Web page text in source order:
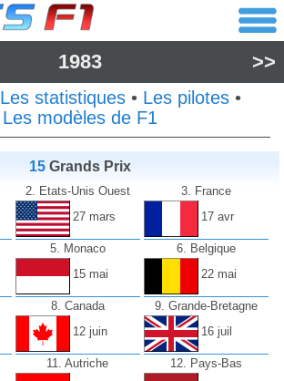
1983 >>
Les statistiques• Les pilotes•
Les modèles de F1
15 Grands Prix
2. Etats-Unis Ouest
27 mars
3. France
17 avr
5. Monaco
15 mai
6. Belgique
22 mai
8. Canada
12 juin
9. Grande-Bretagne
16 juil
11. Autriche
12. Pays-Bas